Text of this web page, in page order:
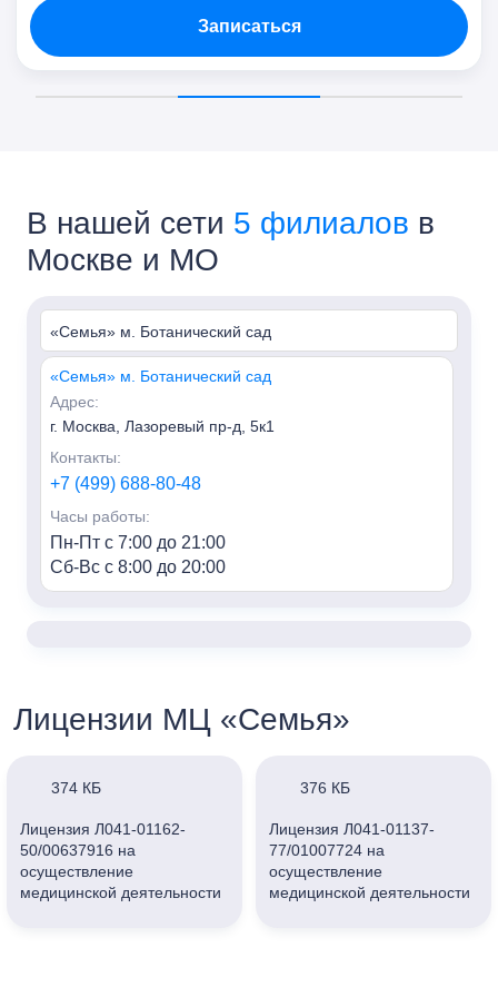
Записаться
В нашей сети 5 филиалов в
Москве и МО
«Семья» м. Ботанический сад
«Семья» м. Ботанический сад
Адрес:
г. Москва, Лазоревый пр-д, 5к1
Контакты:
+7 (499) 688-80-48
Часы работы:
Пн-Пт с 7:00 до 21:00
Сб-Вс с 8:00 до 20:00
+7 (499) 688-80-48
Пн-Пт с 7:00 до 21:00
«Семья» г. Мытищи
Адрес:
г. Мытищи, ул. Колпакова, 42к3
Лицензии МЦ «Семья»
374 КБ
Лицензия Л041-01162-
50/00637916 на
осуществление
медицинской деятельности
376 КБ
Лицензия Л041-01137-
77/01007724 на
осуществление
медицинской деятельности